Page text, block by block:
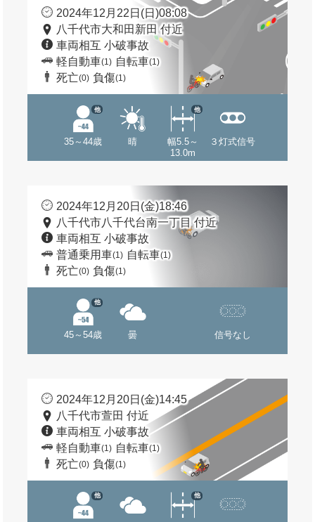
2024年12月22日(日)08:08
八千代市大和田新田 付近
車両相互 小破事故
軽自動車(1) 自転車(1)
死亡(0) 負傷(1)
35～44歳
他
晴
幅5.5～
13.0m
他
３灯式信号
2024年12月20日(金)18:46
八千代市八千代台南一丁目 付近
車両相互 小破事故
普通乗用車(1) 自転車(1)
死亡(0) 負傷(1)
45～54歳
他
曇 信号なし
2024年12月20日(金)14:45
八千代市萱田 付近
車両相互 小破事故
軽自動車(1) 自転車(1)
死亡(0) 負傷(1)
他 他